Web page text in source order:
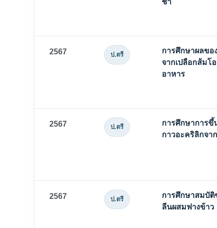
ช้า
2567 ป.ตรี
การศึกษาผลข
จากเปลือกส้มโ
อาหาร
2567 ป.ตรี
การศึกษาการขึ้
กาวอะคริลิกจา
2567 ป.ตรี
การศึกษาสมบั
ลีนผสมฟางข้าว